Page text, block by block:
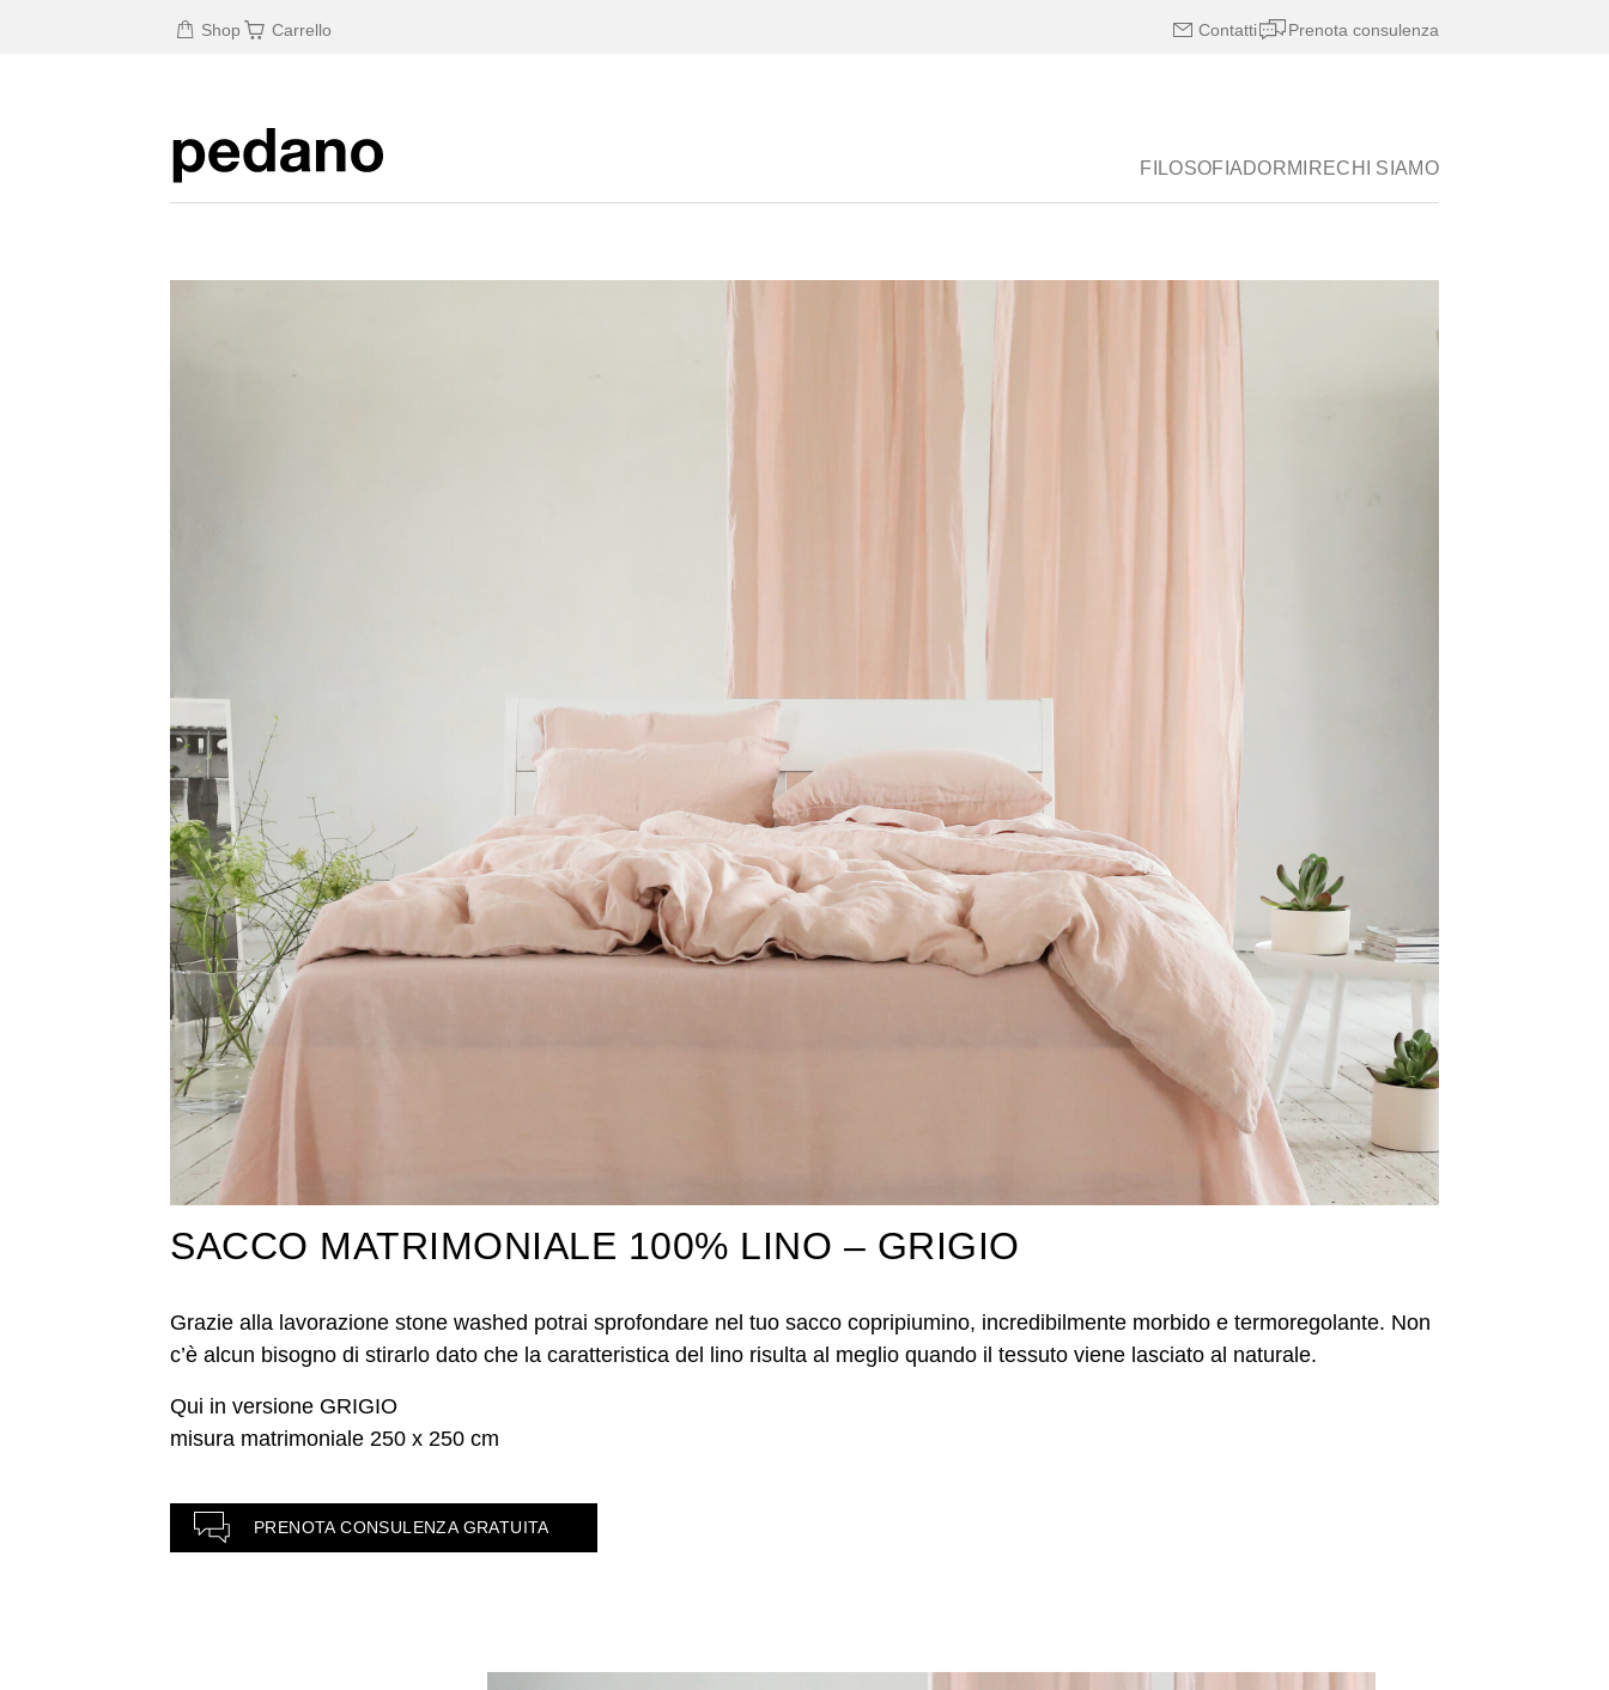
Shop Carrello Contatti Prenota consulenza
FILOSOFIA
Ogni notte viaggiamo nel nostro corpo, nella nostra casa, nel
12 buoni consigli sul
testimonianze
DORMIRECHI SIAMO
SACCO MATRIMONIALE 100% LINO – GRIGIO
Grazie alla lavorazione stone washed potrai sprofondare nel tuo sacco copripiumino, incredibilmente morbido e termoregolante. Non
c’è alcun bisogno di stirarlo dato che la caratteristica del lino risulta al meglio quando il tessuto viene lasciato al naturale.
Qui in versione GRIGIO
misura matrimoniale 250 x 250 cm
PRENOTA CONSULENZA GRATUITA